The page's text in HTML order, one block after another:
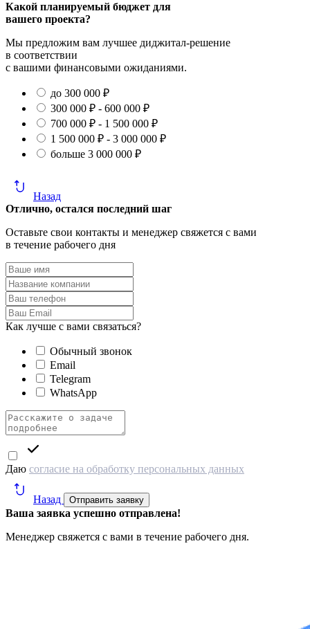
Какой планируемый бюджет для
вашего проекта?
Мы предложим вам лучшее диджитал-решение
в соответствии
с вашими финансовыми ожиданиями.
до 300 000 ₽
300 000 ₽ - 600 000 ₽
700 000 ₽ - 1 500 000 ₽
1 500 000 ₽ - 3 000 000 ₽
больше 3 000 000 ₽
Назад
Отлично, остался последний шаг
Оставьте свои контакты и менеджер свяжется с вами
в течение рабочего дня
Как лучше с вами связаться?
Обычный звонок
Email
Telegram
WhatsApp
Даю согласие на обработку персональных данных
Назад Отправить заявку
Ваша заявка успешно отправлена!
Менеджер свяжется с вами в течение рабочего дня.